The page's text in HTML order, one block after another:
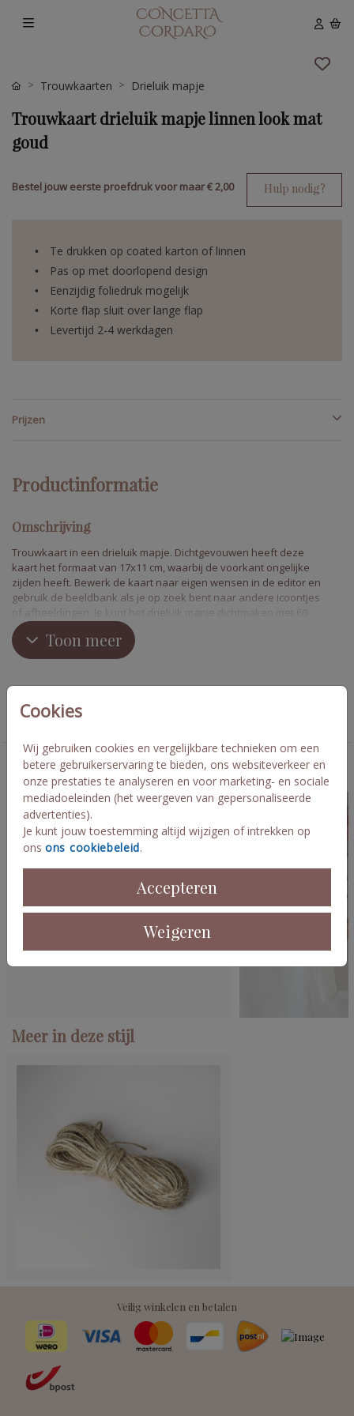
Cookies
Wij gebruiken cookies en vergelijkbare technieken om een
betere gebruikerservaring te bieden, ons websiteverkeer en
onze prestaties te analyseren en voor marketing- en sociale
mediadoeleinden (het weergeven van gepersonaliseerde
advertenties).
Je kunt jouw toestemming altijd wijzigen of intrekken op
ons ons cookiebeleid.
Accepteren
Weigeren
Trouwkaarten Drieluik mapje
Trouwkaart drieluik mapje linnen look mat
goud
Bestel jouw eerste proefdruk voor maar€ 2,00 Hulp nodig?
Te drukken op coated karton of linnen
Pas op met doorlopend design
Eenzijdig foliedruk mogelijk
Korte flap sluit over lange flap
Levertijd 2-4 werkdagen
Prijzen
Productinformatie
Omschrijving
Trouwkaart in een drieluik mapje. Dichtgevouwen heeft deze
kaart het formaat van 17x11 cm, waarbij de voorkant ongelijke
zijden heeft. Bewerk de kaart naar eigen wensen in de editor en
gebruik de beeldbank als je op zoek bent naar andere icoontjes
of afbeeldingen. Je kunt het drieluik mapje dichtmaken met 60
lint of 95 cm touw. Machteld en Gabriel
Toon meer
Drieluik mapje
Deze kaarten vind je misschien ook leuk
Meer in deze stijl
Veilig winkelen en betalen